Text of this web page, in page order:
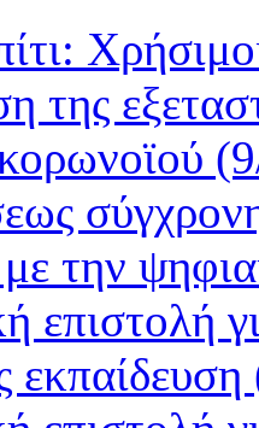
της
την